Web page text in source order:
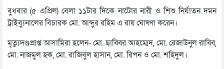
বুধবার (৫ এপ্রিল) বেলা ১১টার দিকে নাটোর নারী ও শিশু নির্যাতন দমন
ট্রাইব্যুনালের বিচারক মো. আব্দুর রহিম এ রায় ঘোষণা করেন।
মৃত্যুদণ্ডপ্রাপ্ত আসামিরা হলেন- মো. ছাব্বির আহম্মেদ, মো. রেজাউনুল রাব্বি,
মো. নাজমুল হক, মো. রাজিবুল হাসান, মো. রিপন ও মো. শহিদুল।